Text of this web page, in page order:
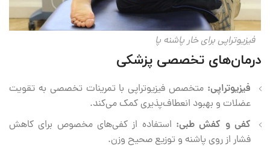
فیزیوتراپی برای خار پاشنه پا
درمان‌های تخصصی پزشکی
فیزیوتراپی: متخصص فیزیوتراپی با تمرینات تخصصی به تقویت
عضلات و بهبود انعطاف‌پذیری کمک می‌کند.
کفی و کفش طبی: استفاده از کفی‌های مخصوص برای کاهش
فشار از روی پاشنه و توزیع صحیح وزن.